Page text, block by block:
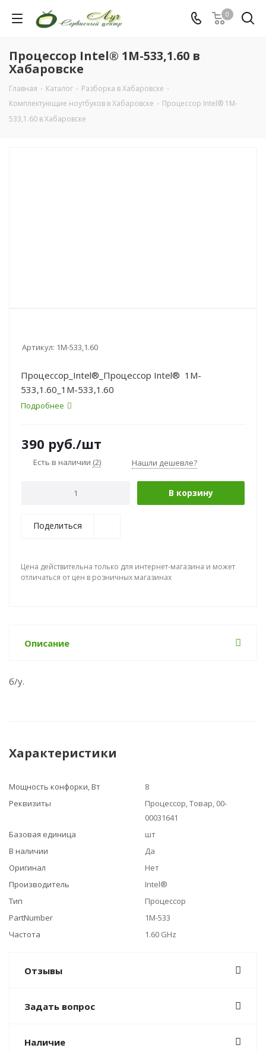
0
Процессор Intel® 1M-533,1.60 в
Хабаровске
Главная - Каталог - Разборка в Хабаровске -
Комплектующие ноутбуков в Хабаровске - Процессор Intel® 1M-
533,1.60 в Хабаровске
Артикул: 1M-533,1.60
Процессор_Intel®_Процессор Intel® 1M-
533,1.60_1M-533,1.60
Подробнее
390 руб./шт
Есть в наличии (2) Нашли дешевле?
В корзину
Поделиться
Цена действительна только для интернет-магазина и может
отличаться от цен в розничных магазинах
Описание
б/у.
Характеристики
Мощность конфорки, Вт
8
Реквизиты
Процессор, Товар, 00-
00031641
Базовая единица
шт
В наличии
Да
Оригинал
Нет
Производитель
Intel®
Тип
Процессор
PartNumber
1M-533
Частота
1.60 GHz
Отзывы
Задать вопрос
Наличие